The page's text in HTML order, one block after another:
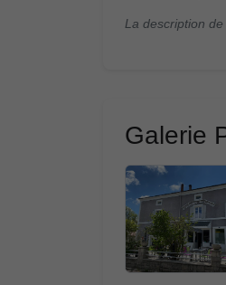
La description
Galerie